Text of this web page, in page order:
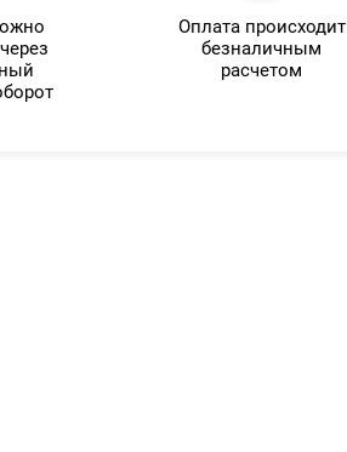
Оплата происходит
безналичным
расчетом